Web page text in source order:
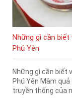
Những gì cần
Phú Yên
Những gì cần biết
Phú Yên Mâm
truyền thống của